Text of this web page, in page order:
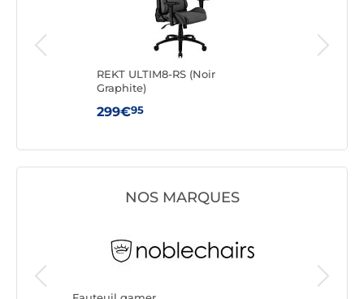
REKT ULTIM8-RS (Noir
Graphite)
299€95
NOS MARQUES
REKT